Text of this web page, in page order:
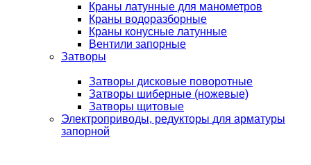
Краны латунные для манометров
Краны водоразборные
Краны конусные латунные
Вентили запорные
Затворы
Затворы дисковые поворотные
Затворы шиберные (ножевые)
Затворы щитовые
Электроприводы, редукторы для арматуры
запорной